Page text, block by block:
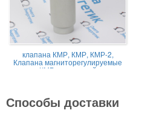
клапана КМР, КМР, КМР-2,
Клапана магниторегулируемые
КМР жидкостной
Способы доставки